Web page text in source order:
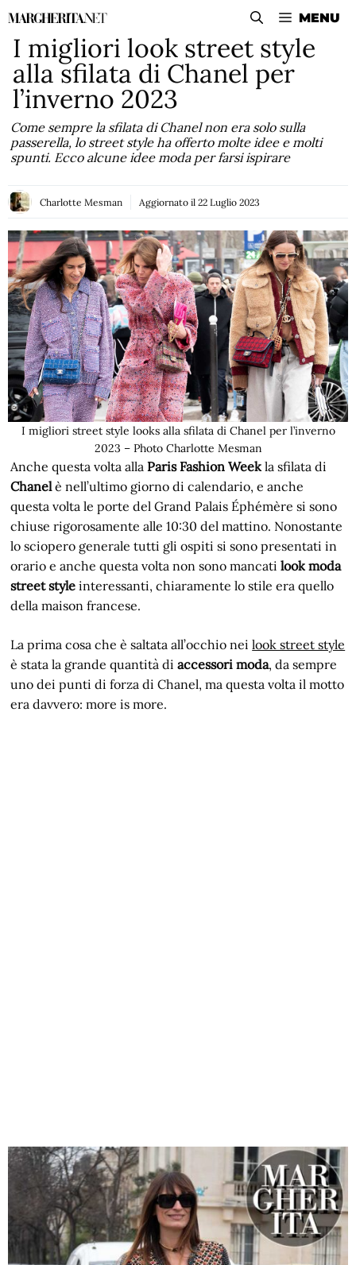
Vai
contenuto
MENU
I migliori look street style
alla sfilata di Chanel per
l’inverno 2023
Come sempre la sfilata di Chanel non era solo sulla
passerella, lo street style ha offerto molte idee e molti
spunti. Ecco alcune idee moda per farsi ispirare
Charlotte Mesman Aggiornato il 22 Luglio 2023
I migliori street style looks alla sfilata di Chanel per l’inverno
2023 – Photo Charlotte Mesman
Anche questa volta allaParis Fashion Week la sfilata di
Chanelè nell’ultimo giorno di calendario, e anche
questa volta le porte del Grand Palais Éphémère si sono
chiuse rigorosamente alle 10:30 del mattino. Nonostante
lo sciopero generale tutti gli ospiti si sono presentati in
orario e anche questa volta non sono mancatilook moda
street style interessanti, chiaramente lo stile era quello
della maison francese.
La prima cosa che è saltata all’occhio neilook street style
è stata la grande quantità diaccessori moda, da sempre
uno dei punti di forza di Chanel, ma questa volta il motto
era davvero: more is more.